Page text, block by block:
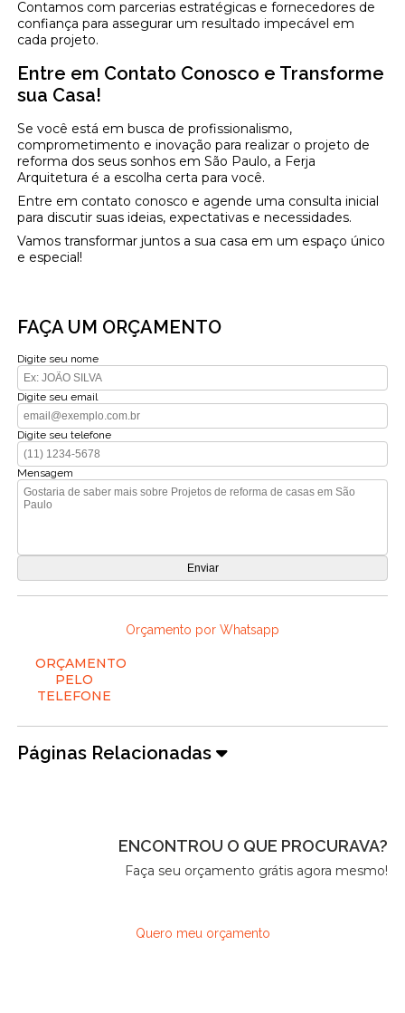
Contamos com parcerias estratégicas e fornecedores de
confiança para assegurar um resultado impecável em
cada projeto.
Entre em Contato Conosco e Transforme
sua Casa!
Se você está em busca de profissionalismo,
comprometimento e inovação para realizar o projeto de
reforma dos seus sonhos em São Paulo, a Ferja
Arquitetura é a escolha certa para você.
Entre em contato conosco e agende uma consulta inicial
para discutir suas ideias, expectativas e necessidades.
Vamos transformar juntos a sua casa em um espaço único
e especial!
FAÇA UM ORÇAMENTO
Digite seu nome
Digite seu email
Digite seu telefone
Mensagem
Orçamento por Whatsapp
ORÇAMENTO
PELO
TELEFONE
Páginas Relacionadas
ENCONTROU O QUE PROCURAVA?
Faça seu orçamento grátis agora mesmo!
Quero meu orçamento